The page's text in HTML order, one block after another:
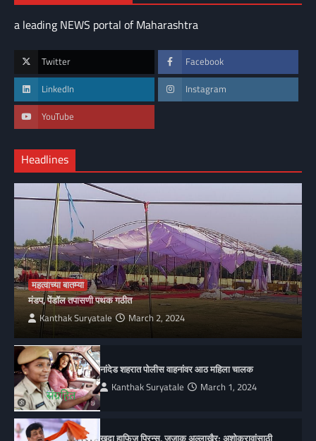
a leading NEWS portal of Maharashtra
Twitter Facebook
LinkedIn Instagram
YouTube
Headlines
महत्वाच्या बातम्या
मंडप, पेंडॉल तपासणी पथक गठीत
Kanthak Suryatale March 2, 2024
नांदेड शहरात पोलीस वाहनांवर आठ महिला चालक
Kanthak Suryatale March 1, 2024
खुदा हाफिज प्रिन्स, जजाक अल्लाखैर; अशोकरावांसाठी